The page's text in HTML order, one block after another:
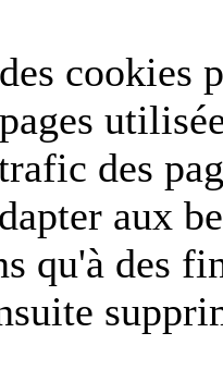
cookies
des
aux
qu'à des